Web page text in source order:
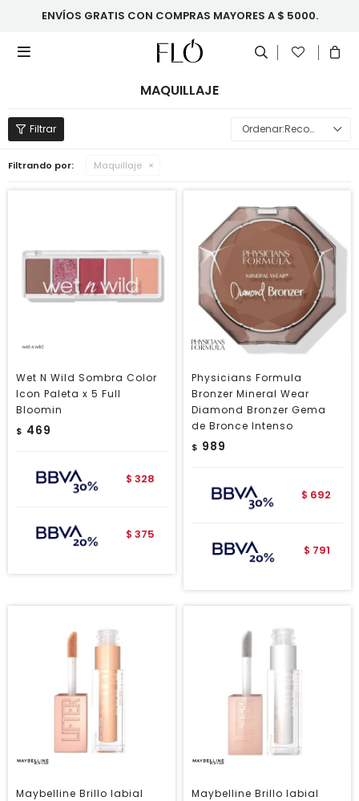
ENVÍOS GRATIS CON COMPRAS MAYORES A $ 5000.

MAQUILLAJE
Recomendados
Filtrando por: Maquillaje
Wet N Wild Sombra Color
Icon Paleta x 5 Full
Bloomin
$ 469
$ 328
$ 375
Physicians Formula
Bronzer Mineral Wear
Diamond Bronzer Gema
de Bronce Intenso
$ 989
$ 692
$ 791
Maybelline Brillo labial
Maybelline Brillo labial